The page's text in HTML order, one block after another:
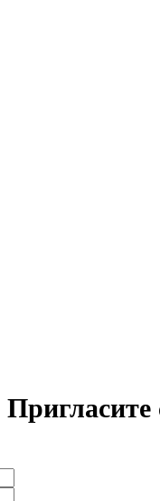
Пригласите